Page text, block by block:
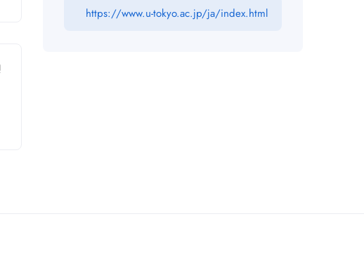
https://www.u-tokyo.ac.jp/ja/index.html